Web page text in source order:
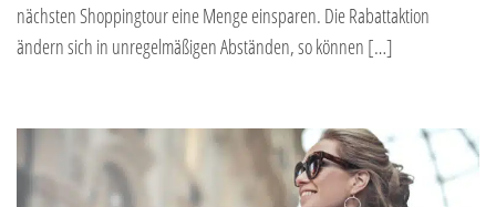
nächsten Shoppingtour eine Menge einsparen. Die Rabattaktion
ändern sich in unregelmäßigen Abständen, so können […]